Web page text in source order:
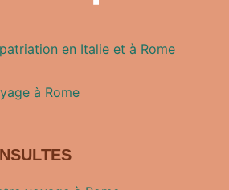
en Italie et à Rome
à Rome